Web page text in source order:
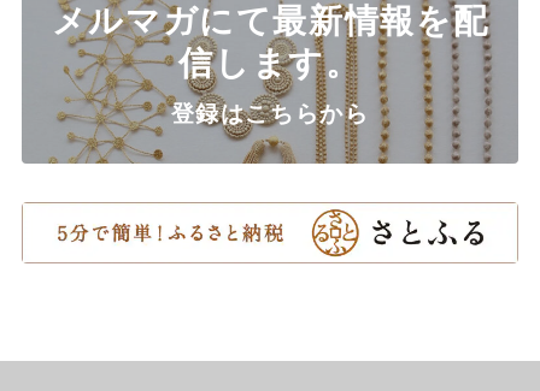
メルマガにて最新情報を配
信します。
登録はこちらから